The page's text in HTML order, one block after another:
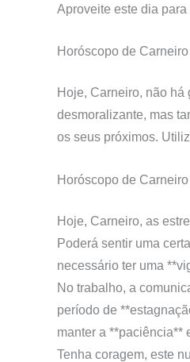
Aproveite este dia
Horóscopo de
Hoje, Carneiro, não
desmoralizante, mas
os seus próximos.
Horóscopo de
Hoje, Carneiro, as
Poderá sentir uma
necessário ter uma
No trabalho, a
período de
manter a **paciência**
Tenha coragem, este